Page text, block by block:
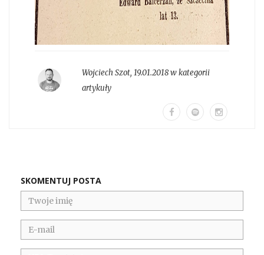
Wojciech Szot, 19.01.2018 w kategorii
artykuły
SKOMENTUJ POSTA